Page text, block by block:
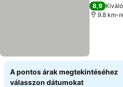
3 Kategória
8,9 Kiváló
9.8 km-
A pontos árak megtekintéséhez
válasszon dátumokat